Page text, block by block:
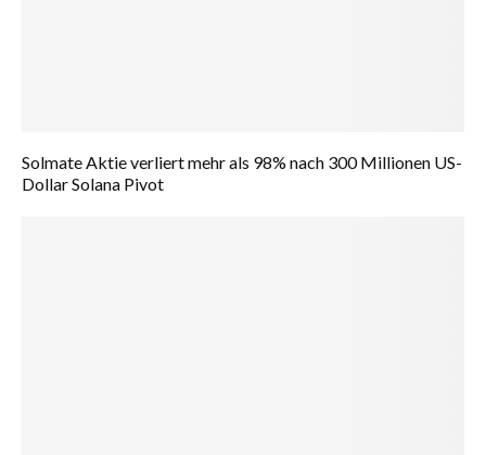
Solmate Aktie verliert mehr als 98% nach 300 Millionen US-
Dollar Solana Pivot